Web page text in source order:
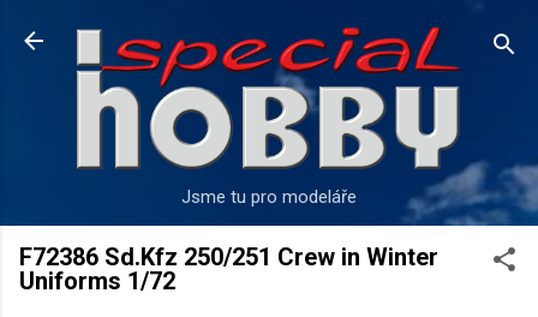
Přeskočit na hlavní obsah
Jsme tu pro modeláře
F72386 Sd.Kfz 250/251 Crew in Winter
Uniforms 1/72